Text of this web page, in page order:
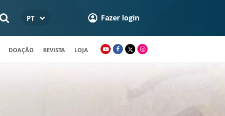
PT Fazer login
DOAÇÃO REVISTA LOJA